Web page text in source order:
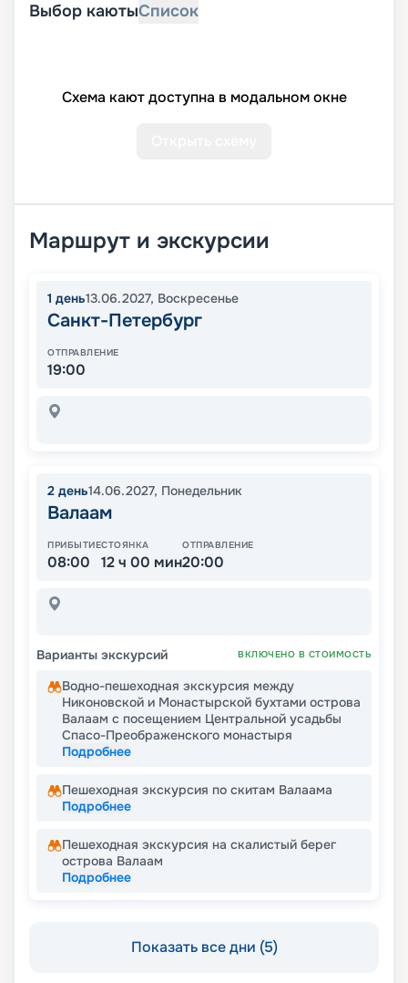
Выбор каютыСписок
Схема кают доступна в модальном окне
Маршрут и экскурсии
1 день13.06.2027, Воскресенье
Санкт-Петербург
ОТПРАВЛЕНИЕ
19:00
2 день14.06.2027, Понедельник
Валаам
ПРИБЫТИЕ
08:00
СТОЯНКА
12 ч 00 мин
ОТПРАВЛЕНИЕ
20:00
Варианты экскурсий ВКЛЮЧЕНО В СТОИМОСТЬ
Водно-пешеходная экскурсия между
Никоновской и Монастырской бухтами острова
Валаам с посещением Центральной усадьбы
Спасо-Преображенского монастыря
Подробнее
Пешеходная экскурсия по скитам Валаама
Подробнее
Пешеходная экскурсия на скалистый берег
острова Валаам
Подробнее
Показать все дни (5)